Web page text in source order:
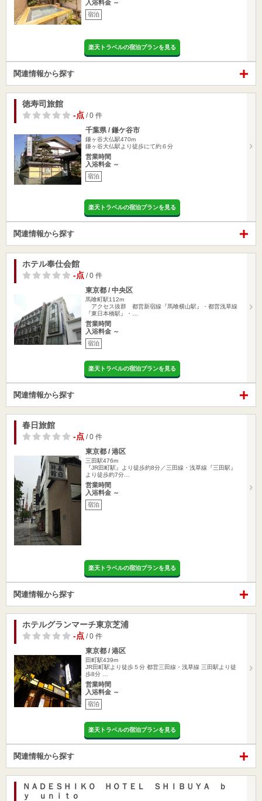
入浴料金 ～
宿泊
楽天トラベルの宿泊プランを見る
関連情報から探す
徳寿司旅館
-点 / 0 件
千葉県 / 鎌ケ谷市
鎌ヶ谷大仏駅470m
鎌ヶ谷大仏駅より徒歩にて約６分
営業時間
入浴料金 ～
宿泊
楽天トラベルの宿泊プランを見る
関連情報から探す
ホテル奉仕会館
-点 / 0 件
東京都 / 中央区
馬喰町駅112m
アクセス抜群 都営新宿線『馬喰横山駅』・都営浅草線
『東日本橋駅』・…
営業時間
入浴料金 ～
宿泊
楽天トラベルの宿泊プランを見る
関連情報から探す
春日旅館
-点 / 0 件
東京都 / 港区
三田駅476m
『JR田町駅』より徒歩約8分／三田線・浅草線『三田駅』
より徒歩約7分…
営業時間
入浴料金 ～
宿泊
楽天トラベルの宿泊プランを見る
関連情報から探す
ホテルグランマーチ東京芝浦
-点 / 0 件
東京都 / 港区
田町駅439m
JR田町駅より徒歩５分 都営三田線・浅草線 三田駅より徒
歩8分 …
営業時間
入浴料金 ～
宿泊
楽天トラベルの宿泊プランを見る
関連情報から探す
ＮＡＤＥＳＨＩＫＯ ＨＯＴＥＬ ＳＨＩＢＵＹＡ ｂ
ｙ ｕｎｉｔｏ